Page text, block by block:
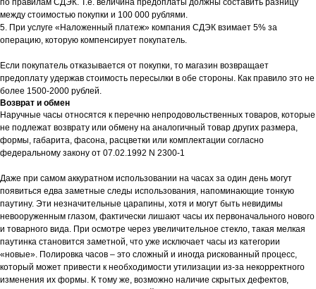
по правилам СДЭК. Т.е. величина предоплаты должны составить разницу
между стоимостью покупки и 100 000 рублями.
5. При услуге «Наложенный платеж» компания СДЭК взимает 5% за
операцию, которую компенсирует покупатель.
Если покупатель отказывается от покупки, то магазин возвращает
предоплату удержав стоимость пересылки в обе стороны. Как правило это не
более 1500-2000 рублей.
Возврат и обмен
Наручные часы относятся к перечню непродовольственных товаров, которые
не подлежат возврату или обмену на аналогичный товар других размера,
формы, габарита, фасона, расцветки или комплектации согласно
федеральному закону от 07.02.1992 N 2300-1
Даже при самом аккуратном использовании на часах за один день могут
появиться едва заметные следы использования, напоминающие тонкую
паутину. Эти незначительные царапины, хотя и могут быть невидимы
невооруженным глазом, фактически лишают часы их первоначального нового
и товарного вида. При осмотре через увеличительное стекло, такая мелкая
паутинка становится заметной, что уже исключает часы из категории
«новые». Полировка часов – это сложный и иногда рискованный процесс,
который может привести к необходимости утилизации из-за некорректного
изменения их формы. К тому же, возможно наличие скрытых дефектов,